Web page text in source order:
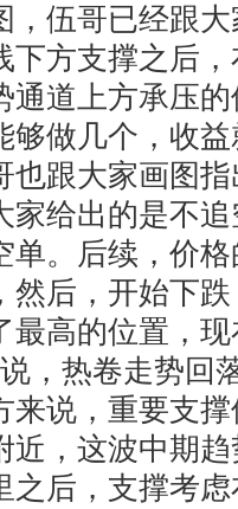
，伍哥已经跟
下方支撑之后
通道上方承压
够做几个，收
也跟大家画图
家给出的是不
单。后续，价
然后，开始下
最高的位置，
，热卷走势回
来说，重要支
近，这波中期
之后，支撑考